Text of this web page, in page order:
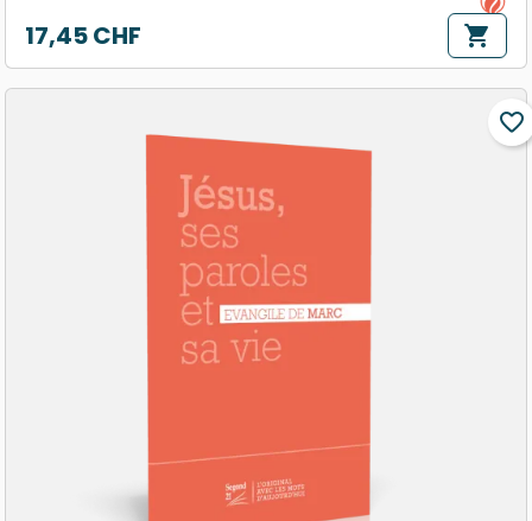
Prix
17,45 CHF shopping_cart
favorite_border